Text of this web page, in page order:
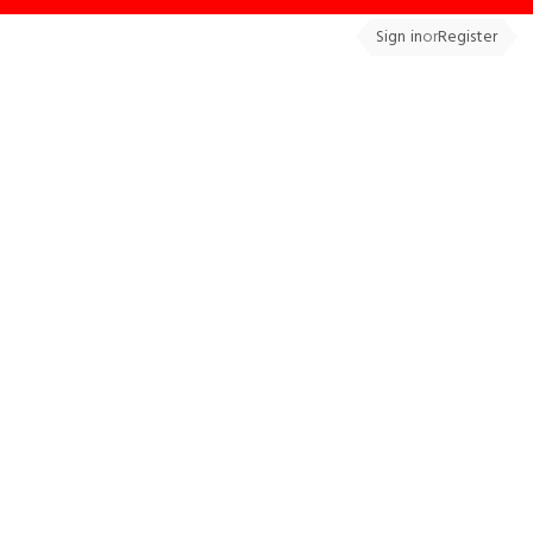
Sign inorRegister